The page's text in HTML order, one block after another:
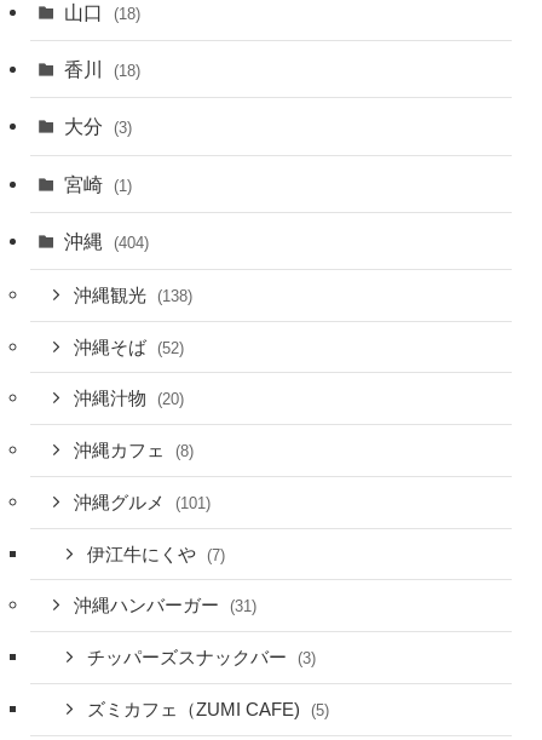
山口 (18)
香川 (18)
大分 (3)
宮崎 (1)
沖縄 (404)
沖縄観光 (138)
沖縄そば (52)
沖縄汁物 (20)
沖縄カフェ (8)
沖縄グルメ (101)
伊江牛にくや (7)
沖縄ハンバーガー (31)
チッパーズスナックバー (3)
ズミカフェ（ZUMI CAFE) (5)